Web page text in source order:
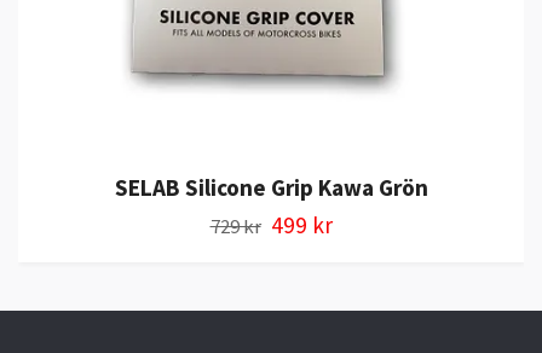
SELAB Silicone Grip Kawa Grön
729 kr 499 kr